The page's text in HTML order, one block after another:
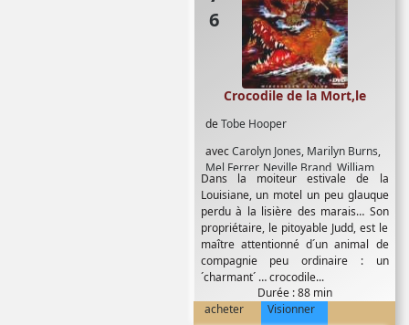
deTobe Hooper
avecCarolyn Jones, Marilyn Burns,
Mel Ferrer, Neville Brand, William
Finley
Crocodile de la Mort,le
Dans la moiteur estivale de la
Louisiane, un motel un peu glauque
perdu à la lisière des marais… Son
propriétaire, le pitoyable Judd, est le
maître attentionné d´un animal de
compagnie peu ordinaire : un
´charmant´ … crocodile...
Durée : 88 min
acheter
Visionner